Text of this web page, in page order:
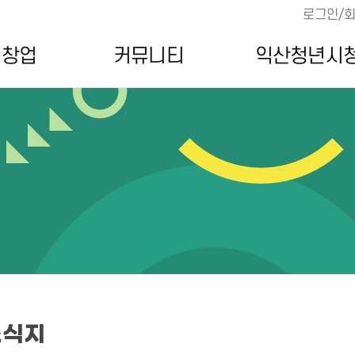
로그인/
업 커뮤니티 익산청년시
지